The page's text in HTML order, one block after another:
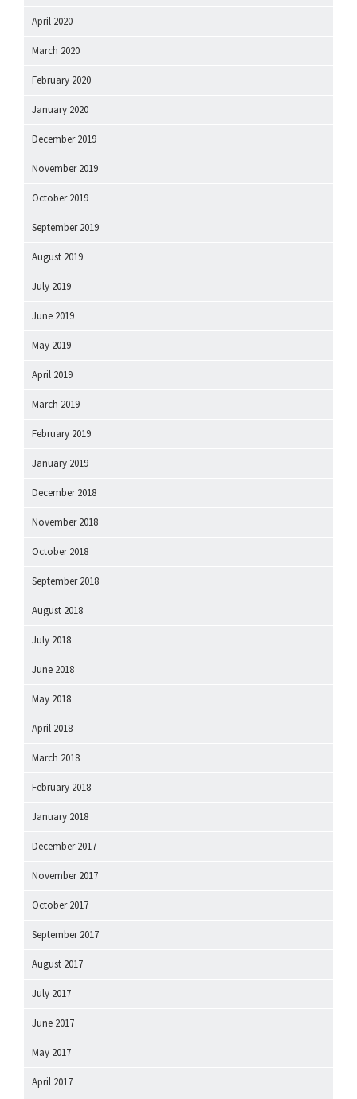
April 2020
March 2020
February 2020
January 2020
December 2019
November 2019
October 2019
September 2019
August 2019
July 2019
June 2019
May 2019
April 2019
March 2019
February 2019
January 2019
December 2018
November 2018
October 2018
September 2018
August 2018
July 2018
June 2018
May 2018
April 2018
March 2018
February 2018
January 2018
December 2017
November 2017
October 2017
September 2017
August 2017
July 2017
June 2017
May 2017
April 2017